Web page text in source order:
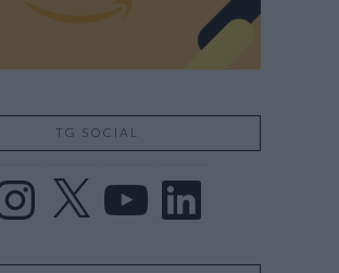
TG SOCIAL
YouTube LinkedIn